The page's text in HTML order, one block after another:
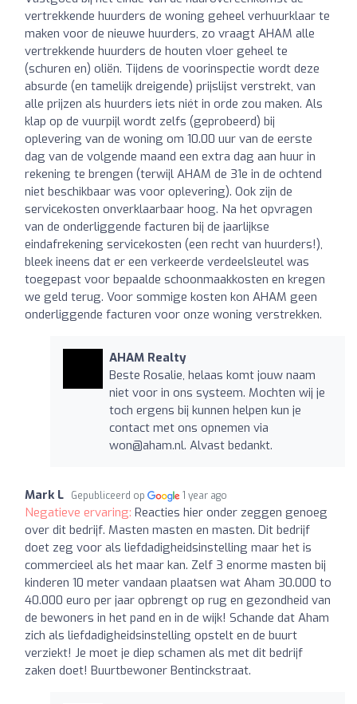
vertrekkende huurders de woning geheel verhuurklaar te
maken voor de nieuwe huurders, zo vraagt AHAM alle
vertrekkende huurders de houten vloer geheel te
(schuren en) oliën. Tijdens de voorinspectie wordt deze
absurde (en tamelijk dreigende) prijslijst verstrekt, van
alle prijzen als huurders iets niét in orde zou maken. Als
klap op de vuurpijl wordt zelfs (geprobeerd) bij
oplevering van de woning om 10.00 uur van de eerste
dag van de volgende maand een extra dag aan huur in
rekening te brengen (terwijl AHAM de 31e in de ochtend
niet beschikbaar was voor oplevering). Ook zijn de
servicekosten onverklaarbaar hoog. Na het opvragen
van de onderliggende facturen bij de jaarlijkse
eindafrekening servicekosten (een recht van huurders!),
bleek ineens dat er een verkeerde verdeelsleutel was
toegepast voor bepaalde schoonmaakkosten en kregen
we geld terug. Voor sommige kosten kon AHAM geen
onderliggende facturen voor onze woning verstrekken.
AHAM Realty
Beste Rosalie, helaas komt jouw naam
niet voor in ons systeem. Mochten wij je
toch ergens bij kunnen helpen kun je
contact met ons opnemen via
won@aham.nl. Alvast bedankt.
Mark L Gepubliceerd op 1 year ago
Negatieve ervaring: Reacties hier onder zeggen genoeg
over dit bedrijf. Masten masten en masten. Dit bedrijf
doet zeg voor als liefdadigheidsinstelling maar het is
commercieel als het maar kan. Zelf 3 enorme masten bij
kinderen 10 meter vandaan plaatsen wat Aham 30.000 to
40.000 euro per jaar opbrengt op rug en gezondheid van
de bewoners in het pand en in de wijk! Schande dat Aham
zich als liefdadigheidsinstelling opstelt en de buurt
verziekt! Je moet je diep schamen als met dit bedrijf
zaken doet! Buurtbewoner Bentinckstraat.